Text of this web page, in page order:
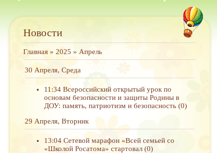
Новости
Главная » 2025 » Апрель
30 Апреля, Среда
11:34 Всероссийский открытый урок по
основам безопасности и защиты Родины в
ДОУ: память, патриотизм и безопасность (0)
29 Апреля, Вторник
13:04 Сетевой марафон «Всей семьей со
«Школой Росатома» стартовал (0)